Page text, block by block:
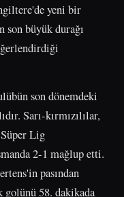
yeni bir
büyük durağı
son dönemdeki
Sarı-kırmızılılar,
Lig
2-1 mağlup etti.
pasından
58. dakikada